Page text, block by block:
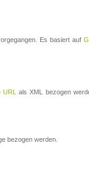
Es basiert auf
als XML bezogen
bezogen werden.